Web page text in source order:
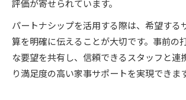
評価が寄せられています。
パートナシップを活用する際は、希望する
算を明確に伝えることが大切です。事前の
な要望を共有し、信頼できるスタッフと連
り満足度の高い家事サポートを実現できます